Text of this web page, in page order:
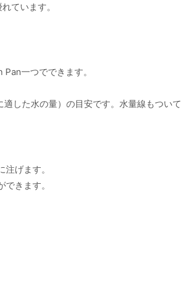
ています。
一つでできます。
した水の量）の目安です。水量線もついて
げます。
きます。